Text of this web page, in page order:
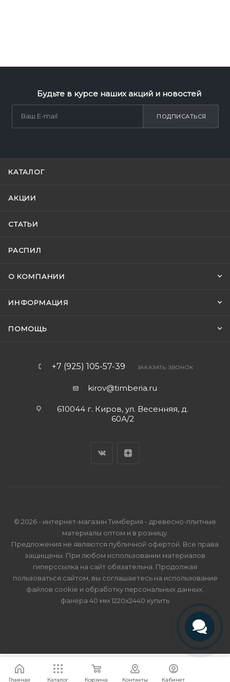
Будьте в курсе наших акций и новостей
ПОДПИСАТЬСЯ
КАТАЛОГ
АКЦИИ
СТАТЬИ
РАСПИЛ
О КОМПАНИИ
ИНФОРМАЦИЯ
ПОМОЩЬ
+7 (925) 105-57-39 ЗАКАЗАТЬ ЗВОНОК
kirov@timberia.ru
610044 г. Киров, ул. Весенняя, д.
60А/2
© 2026 - интернет-магазин Тимберия - древесно-плитные
материалы оптом и в розницу.
Предложения не являются публичной офертой. Все права
защищены. При любом использовании материалов
гиперссылка на сайт обязательна. Продолжая
пользоваться сайтом, вы соглашаетесь на использование
файлов cookie и обработку персональных данных
фанера 40 мм 1220х2440 купить
Главная Каталог Корзина Контакты Кабинет
Мы используем файлы cookie. Подробнее Я согласен
Telegram